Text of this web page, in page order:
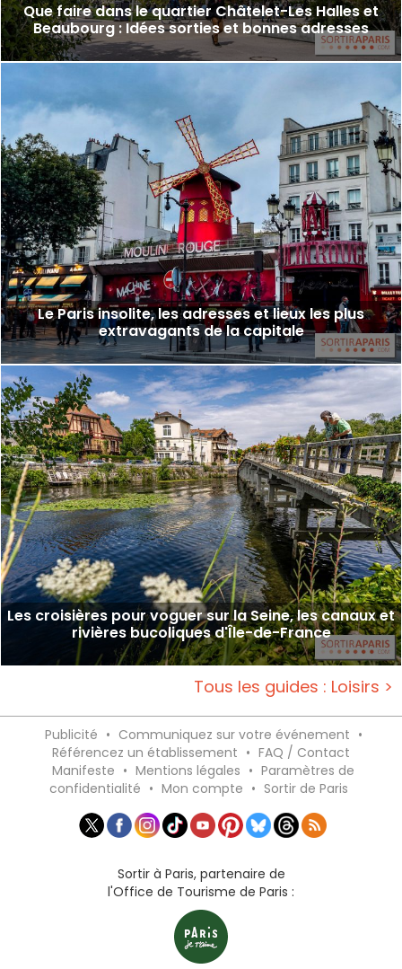
Que faire dans le quartier Châtelet-Les Halles et
Beaubourg : Idées sorties et bonnes adresses
Le Paris insolite, les adresses et lieux les plus
extravagants de la capitale
Les croisières pour voguer sur la Seine, les canaux et
rivières bucoliques d'Île-de-France
Tous les guides : Loisirs >
Publicité • Communiquez sur votre événement •
Référencez un établissement • FAQ / Contact
Manifeste • Mentions légales • Paramètres de
confidentialité • Mon compte • Sortir de Paris
Sortir à Paris, partenaire de
l'Office de Tourisme de Paris :